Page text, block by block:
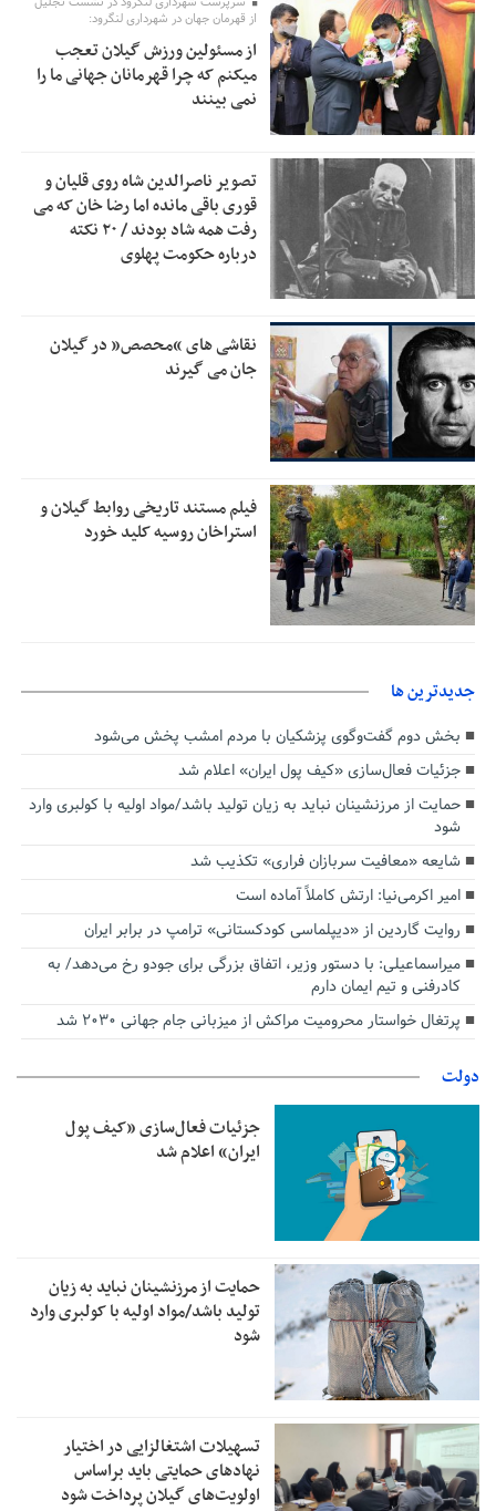
اولویت‌های گیلان پرداخت شود
2:53
زمان جلسه سرنوشت‌ساز هیات رئیسه فدراسیون فوتبال با حضور
قلعه‌نویی مشخص شد
2:50
دفتر رهبر انقلاب: مطالب خارج از مراجع رسمی فاقد سندیت
2:46
بقائی: فضای مذاکرات فنی و سیاسی ایران و عمان درباره تنگه
هرمز، مثبت است
رئیس سازمان جهاد کشاورزی استان: کشاورزان گیلان نسبت به
دریافت یارانه کود اقدام کنند
1:00 تمدید مهلت اظهارنامه‌های مالیاتی سال ۱۴۰۴ تا پایان شهریورماه
از قهرمان جهان در شهرداری لنگرود:
از مسئولین ورزش گیلان تعجب
میکنم که چرا قهرمانان جهانی ما را
نمی بینند
تصویر ناصرالدین شاه روی قلیان و
قوری باقی مانده اما رضا خان که می
رفت همه شاد بودند / ۲۰ نکته
درباره حکومت پهلوی
نقاشی های “محصص” در گیلان
جان می گیرند
فیلم مستند تاریخی روابط گیلان و
استراخان روسیه کلید خورد
جديدترين ها
بخش دوم گفت‌وگوی پزشکیان با مردم امشب پخش می‌شود
جزئیات فعال‌سازی «کیف پول ایران» اعلام شد
حمایت از مرزنشینان نباید به زیان تولید باشد/مواد اولیه با کولبری وارد
شود
شایعه «معافیت سربازان فراری» تکذیب شد
امیر اکرمی‌نیا: ارتش کاملاً آماده است
روایت گاردین از «دیپلماسی کودکستانی» ترامپ در برابر ایران
میراسماعیلی: با دستور وزیر، اتفاق بزرگی برای جودو رخ می‌دهد/ به
کادرفنی و تیم ایمان دارم
پرتغال خواستار محرومیت مراکش از میزبانی جام جهانی ۲۰۳۰ شد
دولت
جزئیات فعال‌سازی «کیف پول
ایران» اعلام شد
حمایت از مرزنشینان نباید به زیان
تولید باشد/مواد اولیه با کولبری وارد
شود
تسهیلات اشتغالزایی در اختیار
نهادهای حمایتی باید براساس
اولویت‌های گیلان پرداخت شود